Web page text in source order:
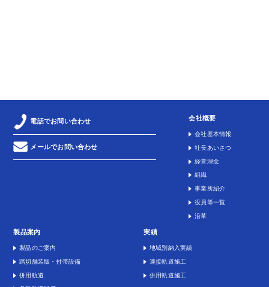
電話でお問い合わせ
メールでお問い合わせ
会社概要
会社基本情報
社長あいさつ
経営理念
組織
事業所紹介
役員等一覧
沿革
製品案内
製品のご案内
踏切舗装版・付帯設備
併用軌道
実績
地域別納入実績
連接軌道施工
併用軌道施工